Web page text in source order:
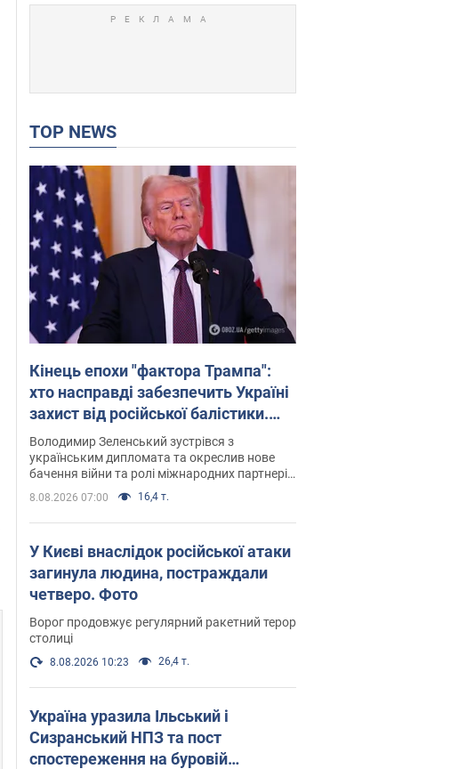
TOP NEWS
Кінець епохи "фактора Трампа":
хто насправді забезпечить Україні
захист від російської балістики.
Інтерв’ю з Безсмертним
Володимир Зеленський зустрівся з
українським дипломата та окреслив нове
бачення війни та ролі міжнародних партнерів
у боротьбі з Росією
8.08.2026 07:00 16,4 т.
У Києві внаслідок російської атаки
загинула людина, постраждали
четверо. Фото
Ворог продовжує регулярний ракетний терор
столиці
8.08.2026 10:23 26,4 т.
Україна уразила Ільський і
Сизранський НПЗ та пост
спостереження на буровій